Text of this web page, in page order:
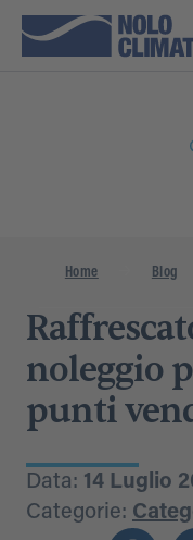
Home Blog
noleggio
punti
Data: 14 Luglio
Categorie: